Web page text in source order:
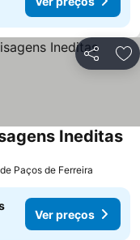
Partilhar
Ineditas
Paços de Ferreira
Ver preços